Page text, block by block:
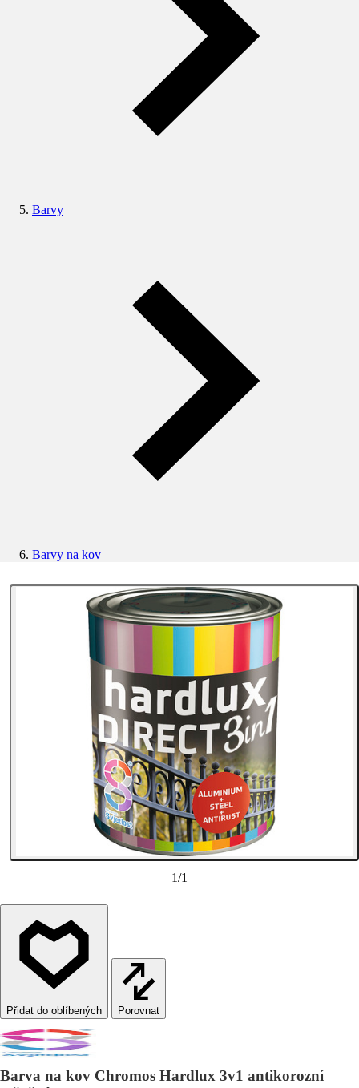
Barvy
Barvy na kov
1/1
Porovnat
Barva na kov Chromos Hardlux 3v1 antikorozní